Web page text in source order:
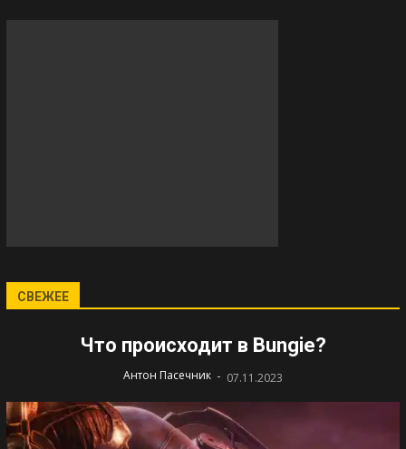
СВЕЖЕЕ
Что происходит в Bungie?
Антон Пасечник - 07.11.2023